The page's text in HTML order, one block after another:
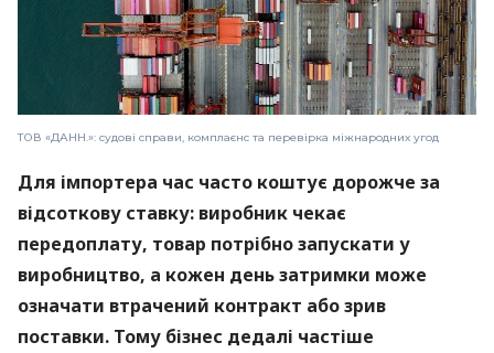
ТОВ «ДАНН.»: судові справи, комплаєнс та перевірка міжнародних угод
Для імпортера час часто коштує дорожче за
відсоткову ставку: виробник чекає
передоплату, товар потрібно запускати у
виробництво, а кожен день затримки може
означати втрачений контракт або зрив
поставки. Тому бізнес дедалі частіше